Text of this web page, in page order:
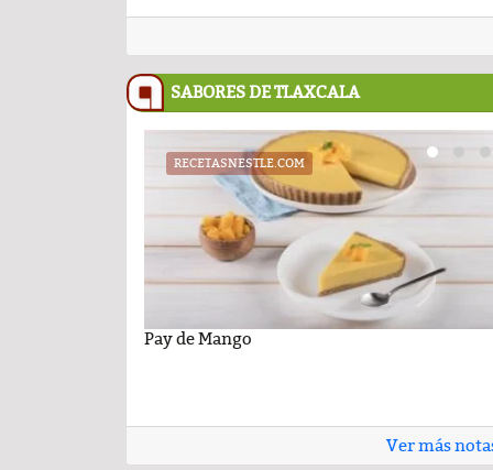
SABORES DE TLAXCALA
RECETASNESTLE.COM
Pay de Mango
Ver más
Autónoma de
UATX
Cartelera de la Universidad
PODCAST
Comentario por el Dr.